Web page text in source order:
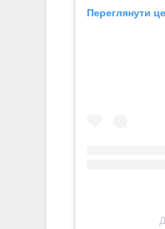
Переглянути